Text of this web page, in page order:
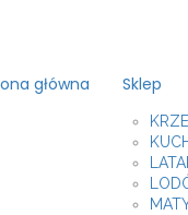
główna Sklep